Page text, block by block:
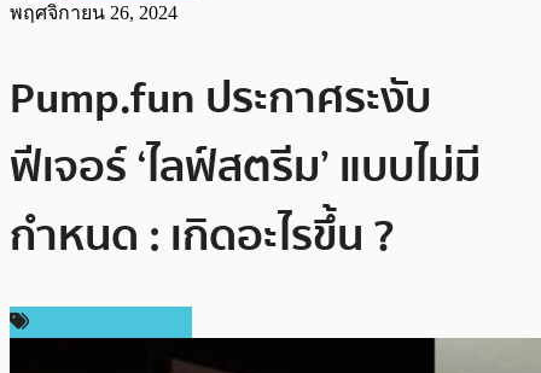
พฤศจิกายน 26, 2024
Pump.fun ประกาศระงับ
ฟีเจอร์ ‘ไลฟ์สตรีม’ แบบไม่มี
กำหนด : เกิดอะไรขึ้น ?